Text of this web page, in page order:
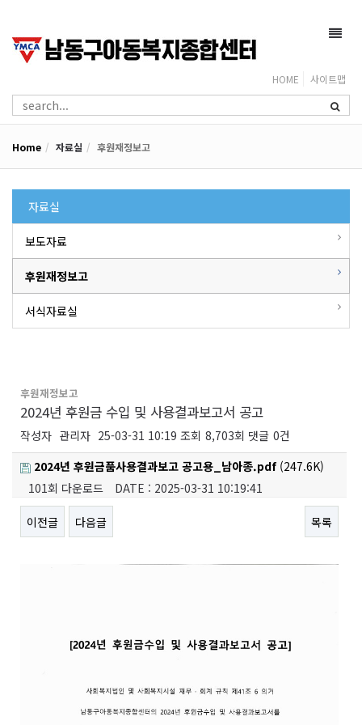
HOME 사이트맵
Home 자료실 후원재정보고
자료실
보도자료
후원재정보고
서식자료실
후원재정보고
2024년 후원금 수입 및 사용결과보고서 공고
작성자 관리자 25-03-31 10:19 조회 8,703회 댓글 0건
2024년 후원금품사용결과보고 공고용_남아종.pdf (247.6K)
101회 다운로드
DATE : 2025-03-31 10:19:41
이전글 다음글 목록